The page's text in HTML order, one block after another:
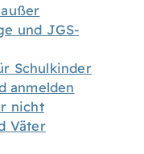
und JGS-
Schulkinder
anmelden
nicht
Väter